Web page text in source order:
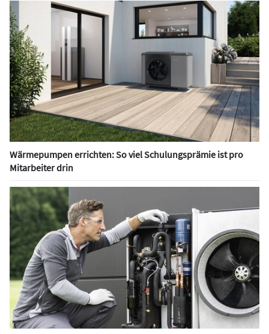
Wärmepumpen errichten: So viel Schulungsprämie ist pro
Mitarbeiter drin